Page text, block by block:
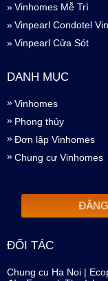
Vinhomes Mễ Trì
Vinpearl Condotel
Vinpearl Cửa Sót
DANH MỤC
Vinhomes
Phong thủy
Đơn lập Vinhomes
Chung cư Vinhomes
ĐỐI TÁC
Chung cu Ha Noi |